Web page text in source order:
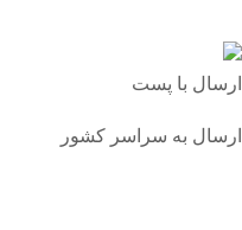
ارسال با پست
ارسال به سراسر کشور